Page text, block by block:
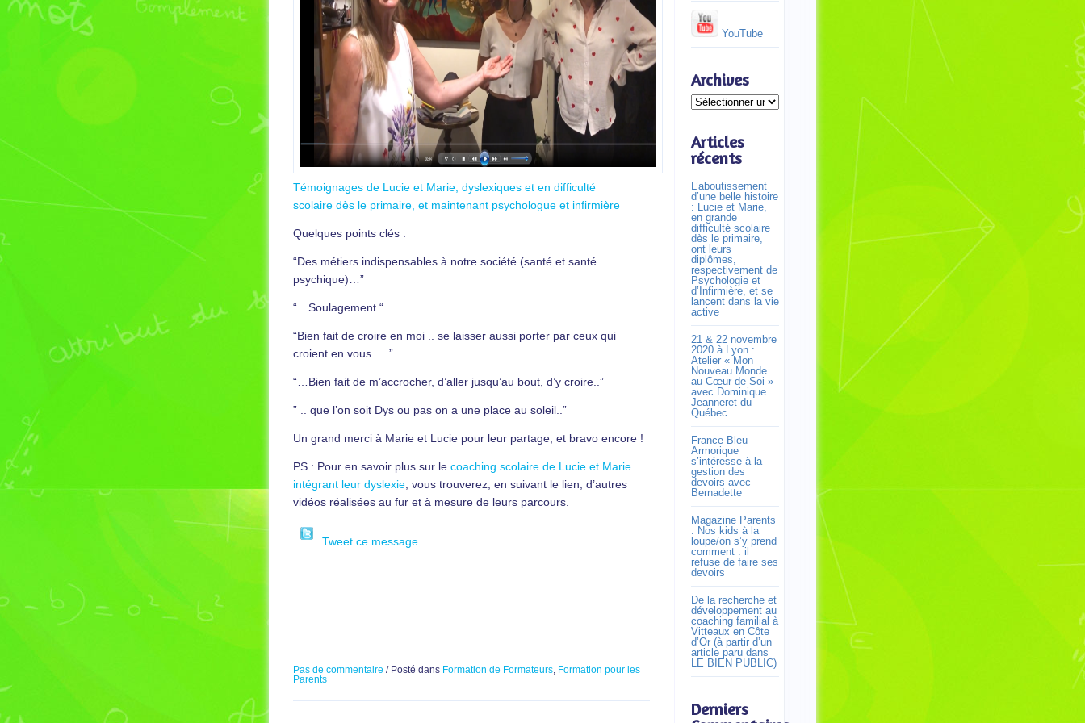
Témoignages de Lucie et Marie, dyslexiques et en difficulté
scolaire dès le primaire, et maintenant psychologue et infirmière
Quelques points clés :
“Des métiers indispensables à notre société (santé et santé
psychique)…”
“…Soulagement “
“Bien fait de croire en moi .. se laisser aussi porter par ceux qui
croient en vous ….”
“…Bien fait de m’accrocher, d’aller jusqu’au bout, d’y croire..”
” .. que l’on soit Dys ou pas on a une place au soleil..”
Un grand merci à Marie et Lucie pour leur partage, et bravo encore !
PS : Pour en savoir plus sur le coaching scolaire de Lucie et Marie
intégrant leur dyslexie, vous trouverez, en suivant le lien, d’autres
vidéos réalisées au fur et à mesure de leurs parcours.
Tweet ce message
Pas de commentaire / Posté dans Formation de Formateurs, Formation pour les
Parents
YouTube
Archives
Archives
Articles
récents
L’aboutissement
d’une belle histoire
: Lucie et Marie,
en grande
difficulté scolaire
dès le primaire,
ont leurs
diplômes,
respectivement de
Psychologie et
d’Infirmière, et se
lancent dans la vie
active
21 & 22 novembre
2020 à Lyon :
Atelier « Mon
Nouveau Monde
au Cœur de Soi »
avec Dominique
Jeanneret du
Québec
France Bleu
Armorique
s’intéresse à la
gestion des
devoirs avec
Bernadette
Magazine Parents
: Nos kids à la
loupe/on s’y prend
comment : il
refuse de faire ses
devoirs
De la recherche et
développement au
coaching familial à
Vitteaux en Côte
d’Or (à partir d’un
article paru dans
LE BIEN PUBLIC)
Derniers